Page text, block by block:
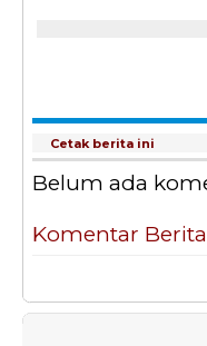
Cetak berita ini
Belum ada
Komentar Berita